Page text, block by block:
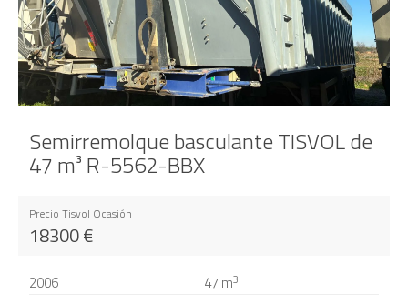
Semirremolque basculante TISVOL de
47 m³ R-5562-BBX
Precio Tisvol Ocasión
18300€
2006 47 m3